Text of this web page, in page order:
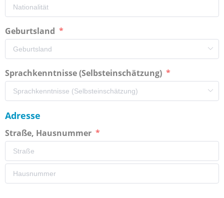
Geburtsland
Sprachkenntnisse (Selbsteinschätzung)
Adresse
Straße, Hausnummer